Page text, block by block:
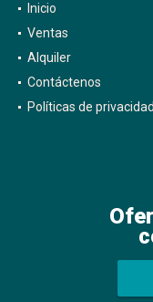
Inicio
Ventas
Alquiler
Contáctenos
Políticas de privacidad